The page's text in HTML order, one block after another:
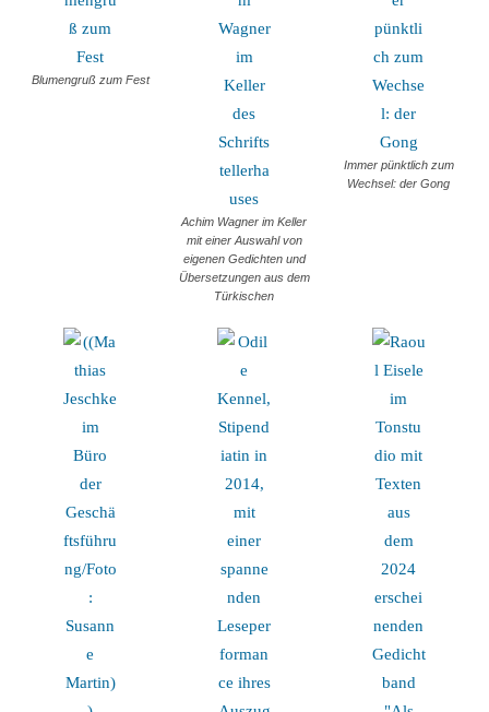
Blumengruß zum Fest
Achim Wagner im Keller
mit einer Auswahl von
eigenen Gedichten und
Übersetzungen aus dem
Türkischen
Immer pünktlich zum
Wechsel: der Gong